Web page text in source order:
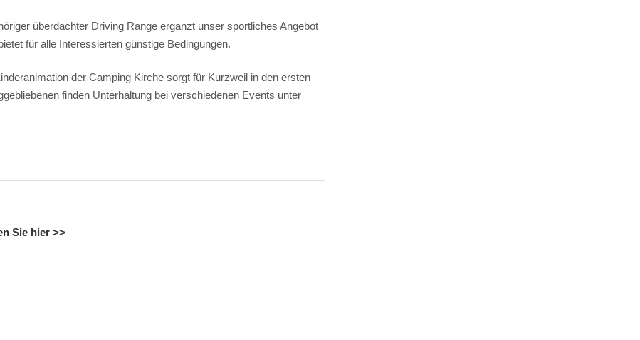
überdachter Driving Range ergänzt unser sportliches Angebot
für alle Interessierten günstige Bedingungen.
der Camping Kirche sorgt für Kurzweil in den ersten
finden Unterhaltung bei verschiedenen Events unter
Sie hier >>